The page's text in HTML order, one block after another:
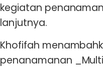
kegiatan
lanjutnya.
Khofifah
penanamanan